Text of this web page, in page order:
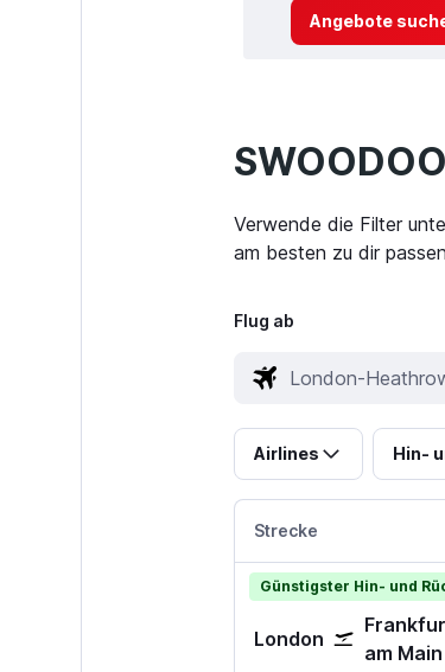
Angebote
Verwende die Filter
am besten zu dir
Flug ab
Airlines Hin-
Strecke
Günstigster Hin- und
London
am Main